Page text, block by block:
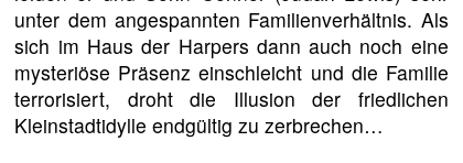
unter dem angespannten Familienverhältnis. Als
sich im Haus der Harpers dann auch noch eine
mysteriöse Präsenz einschleicht und die Familie
terrorisiert, droht die Illusion der friedlichen
Kleinstadtidylle endgültig zu zerbrechen…